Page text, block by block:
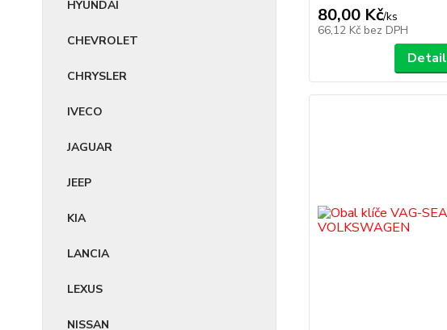
HYUNDAI
CHEVROLET
CHRYSLER
IVECO
JAGUAR
JEEP
KIA
LANCIA
LEXUS
NISSAN
80,00 Kč/ks
66,12 Kč bez DPH
Detail